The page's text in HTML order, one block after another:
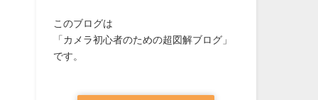
このブログは
「カメラ初心者のための超図解ブログ」
です。